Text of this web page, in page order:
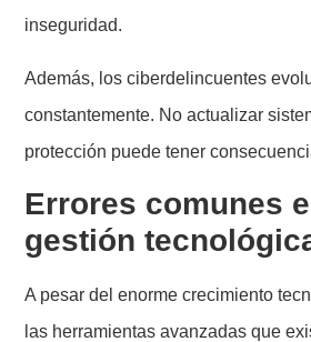
inseguridad.
Además, los ciberdelincuentes
constantemente. No actualizar
protección puede tener
Errores comunes
gestión
A pesar del enorme crecimiento
las herramientas avanzadas que